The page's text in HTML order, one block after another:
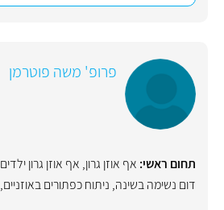
פרופ' משה פוטרמן
תחום ראשי: אף אוזן גרון, אף אוזן גרון ילדים
דום נשימה בשינה, ניתוח כפתורים באוזניים,